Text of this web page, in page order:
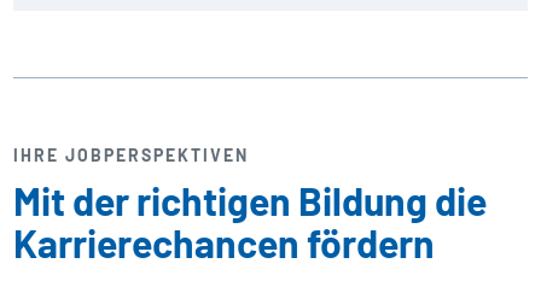
IHRE JOBPERSPEKTIVEN
Mit der richtigen Bildung die
Karrierechancen fördern